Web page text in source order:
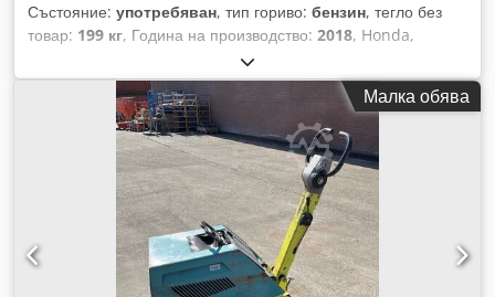
Състояние: употребяван, тип гориво: бензин, тегло без
товар: 199 кг, Година на производство: 2018, Honda,
бензинов двигател. Ръчно стартиране. Cedoxw H Hvopfx
Ahterf Тегло: 199 кг. Ударна сила: 30 kN. Ширина на
плочата: 50 см. Движение напред/назад. Цена: 1700 евро,
без ДДС. Налични няколко броя!
Малка обява